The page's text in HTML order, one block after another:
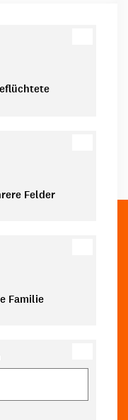
Felder
Familie